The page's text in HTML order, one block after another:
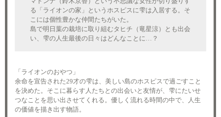
る「ライオンの家」というホスピスに雫は入居する。そ
こには個性豊かな仲間たちがいた。
島で明日葉の栽培に取り組むタヒチ（竜星涼）とも出会
い、雫の人生最後の日々はどんなことに…？
「ライオンのおやつ」
余命を宣告された29才の雫は、美しい島のホスピスで過ごすこと
を決めた。そこに暮らす人たちとの出会いと友情が、雫にたいせ
つなことを思い出させてくれる。優しく流れる時間の中で、人生
の価値を描き出す物語。